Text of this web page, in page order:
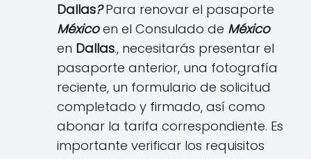
Dallas?Para renovar el pasaporte
Méxicoen el Consulado de México
en Dallas., necesitarás presentar el
pasaporte anterior, una fotografía
reciente, un formulario de solicitud
completado y firmado, así como
abonar la tarifa correspondiente. Es
importante verificar los requisitos